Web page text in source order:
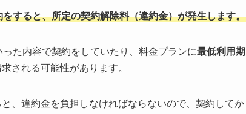
すると、所定の契約解除料（違約金）が発生します。
った内容で契約をしていたり、料金プランに最低利用期
される可能性があります。
、違約金を負担しなければならないので、契約してか